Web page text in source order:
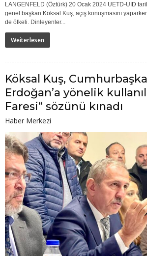
LANGENFELD (Öztürk) 20 Ocak 2024 UETD-UID
genel başkan Köksal Kuş, açış konuşmasını
de öfkeli. Dinleyenler...
Weiterlesen
Köksal Kuş,
Erdoğan’a yönelik
Faresi“ sözünü kınadı
Haber Merkezi